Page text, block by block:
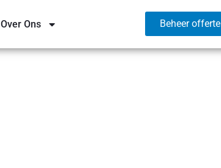
Over Ons Beheer offerte